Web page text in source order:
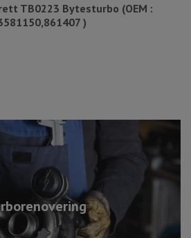
TB0223 Bytesturbo (OEM :
)